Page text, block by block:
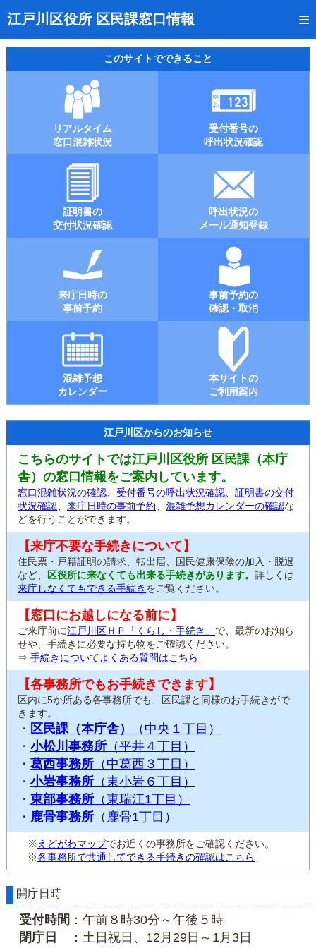
江戸川区役所 区民課窓口情報
トップページ
リアルタイム窓口混雑状況
受付番号の呼出状況確認
証明書の交付状況確認
呼出状況のメール通知登録
来庁日時の事前予約
事前予約の確認・取消
混雑予想カレンダー
本サイトのご利用案内
このサイトでできること
リアルタイム
窓口混雑状況
受付番号の
呼出状況確認
証明書の
交付状況確認
呼出状況の
メール通知登録
来庁日時の
事前予約
事前予約の
確認・取消
混雑予想
カレンダー
本サイトの
ご利用案内
江戸川区からのお知らせ
こちらのサイトでは江戸川区役所 区民課（本庁
舎）の窓口情報をご案内しています。
窓口混雑状況の確認 受付番号の呼出状況確認
証明書の交付
状況確認
来庁日時の事前予約 混雑予想カレンダーの確認な
どを行うことができます。
【来庁不要な手続きについて】
住民票・戸籍証明の請求、転出届、国民健康保険の加入・脱退
など、
区役所に来なくても出来る手続きがあります。 詳しくは
来庁しなくてもできる手続き をご覧ください。
【窓口にお越しになる前に】
ご来庁前に江戸川区ＨＰ「くらし・手続き」 で、最新のお知ら
せや、手続きに必要な持ち物をご確認ください。
⇒ 手続きについてよくある質問はこちら
【各事務所でもお手続きできます】
区内に5か所ある各事務所でも、区民課と同様のお手続きがで
きます。
・ 区民課（本庁舎）
（中央１丁目）
・ 小松川事務所 （平井４丁目）
・ 葛西事務所 （中葛西３丁目）
・ 小岩事務所 （東小岩６丁目）
・ 東部事務所 （東瑞江1丁目）
・ 鹿骨事務所 （鹿骨1丁目）
※ えどがわマップでお近くの事務所をご確認ください。
※各事務所で共通してできる手続きの確認はこちら
開庁日時
受付時間 ：午前８時30分～午後５時
閉庁日
：土日祝日、12月29日～1月3日